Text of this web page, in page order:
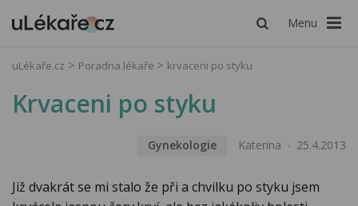
Menu
uLékaře.cz Poradna lékaře krvaceni po styku
Krvaceni po styku
Gynekologie Katerina 25.4.2013
Již dvakrát se mi stalo že při a chvilku po styku jsem